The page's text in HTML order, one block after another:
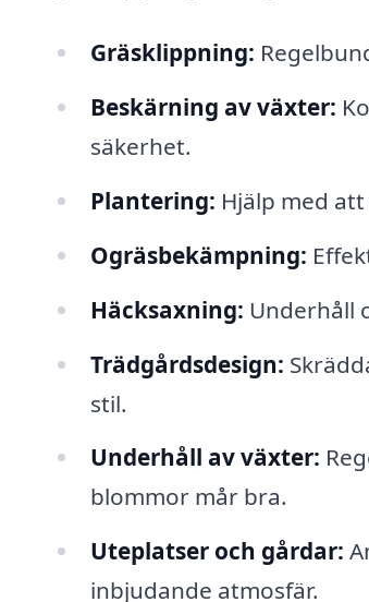
Gräsklippning:
Beskärning av växter:
säkerhet.
Plantering: Hjälp med
Ogräsbekämpning:
Häcksaxning: Underhåll
Trädgårdsdesign:
stil.
Underhåll av växter:
blommor mår bra.
Uteplatser och gårdar:
inbjudande atmosfär.